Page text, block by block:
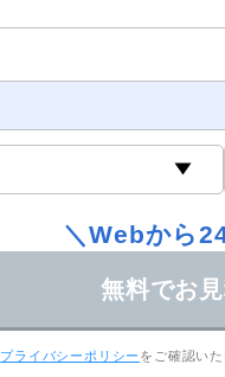
＼Webから
プライバシーポリシー をご確認い